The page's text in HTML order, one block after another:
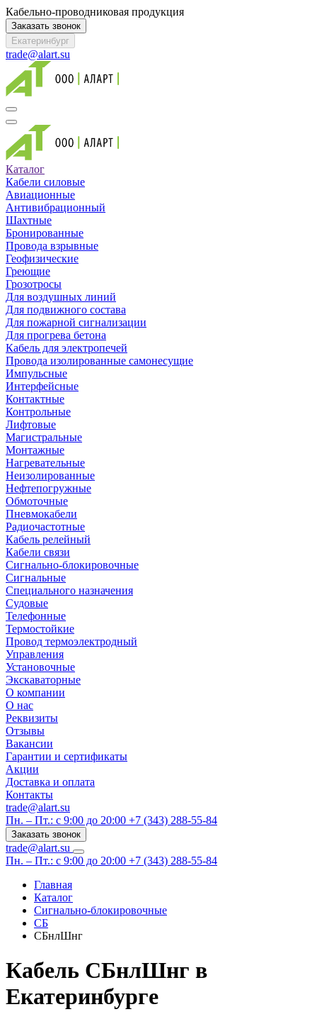
Кабельно-проводниковая продукция
Заказать звонок
Екатеринбург
trade@alart.su
Каталог
Кабели силовые
Авиационные
Антивибрационный
Шахтные
Бронированные
Провода взрывные
Геофизические
Греющие
Грозотросы
Для воздушных линий
Для подвижного состава
Для пожарной сигнализации
Для прогрева бетона
Кабель для электропечей
Провода изолированные самонесущие
Импульсные
Интерфейсные
Контактные
Контрольные
Лифтовые
Магистральные
Монтажные
Нагревательные
Неизолированные
Нефтепогружные
Обмоточные
Пневмокабели
Радиочастотные
Кабель релейный
Кабели связи
Сигнально-блокировочные
Сигнальные
Специального назначения
Судовые
Телефонные
Термостойкие
Провод термоэлектродный
Управления
Установочные
Экскаваторные
О компании
О нас
Реквизиты
Отзывы
Вакансии
Гарантии и сертификаты
Акции
Доставка и оплата
Контакты
trade@alart.su
Пн. – Пт.: с 9:00 до 20:00 +7 (343) 288-55-84
Заказать звонок
trade@alart.su
Пн. – Пт.: с 9:00 до 20:00 +7 (343) 288-55-84
Главная
Каталог
Сигнально-блокировочные
СБ
СБнлШнг
Кабель СБнлШнг в
Екатеринбурге